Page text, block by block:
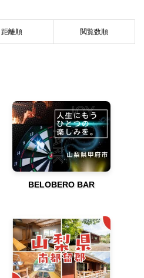
距離順 閲覧数順
BELOBERO BAR